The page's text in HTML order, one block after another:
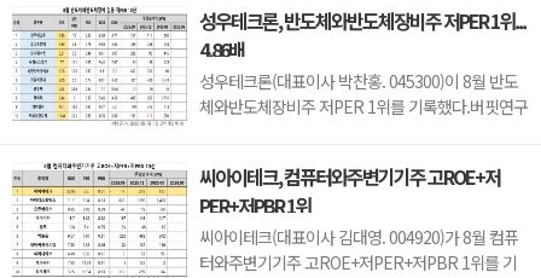
성우테크론, 반도체와반도체장비주 저PER 1위...
4.86배
성우테크론(대표이사 박찬홍. 045300)이 8월 반도
체와반도체장비주 저PER 1위를 기록했다.버핏연구
니트론텍(142210)(4.89), 유니퀘스트(077500)
(5.21), 로체시스템즈(071280)(7.7)가 뒤를 이었다.
성우테크론은 1분기 매출액 118억원, 영업이익 14
억원으로 전년...
씨아이테크, 컴퓨터와주변기기주 고ROE+저
PER+저PBR 1위
씨아이테크(대표이사 김대영. 004920)가 8월 컴퓨
터와주변기기주 고ROE+저PER+저PBR 1위를 기